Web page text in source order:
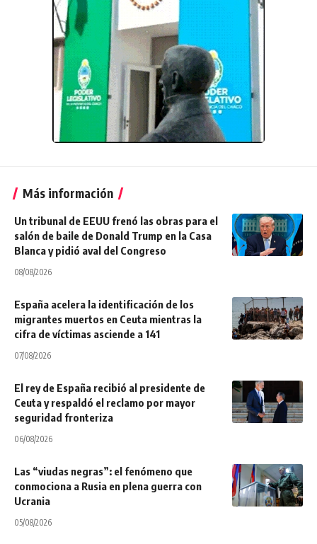
Más información
Un tribunal de EEUU frenó las obras para el
salón de baile de Donald Trump en la Casa
Blanca y pidió aval del Congreso
08/08/2026
España acelera la identificación de los
migrantes muertos en Ceuta mientras la
cifra de víctimas asciende a 141
07/08/2026
El rey de España recibió al presidente de
Ceuta y respaldó el reclamo por mayor
seguridad fronteriza
06/08/2026
Las “viudas negras”: el fenómeno que
conmociona a Rusia en plena guerra con
Ucrania
05/08/2026